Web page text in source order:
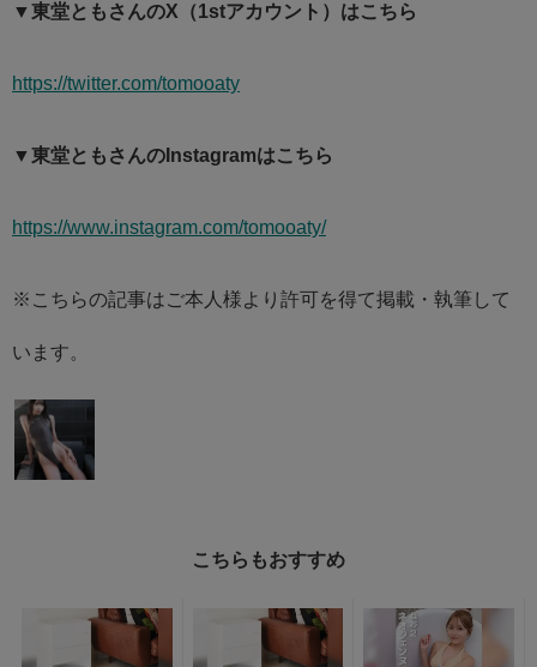
▼東堂ともさんのX（1stアカウント）はこちら
https://twitter.com/tomooaty
▼東堂ともさんのInstagramはこちら
https://www.instagram.com/tomooaty/
※こちらの記事はご本人様より許可を得て掲載・執筆して
います。
こちらもおすすめ